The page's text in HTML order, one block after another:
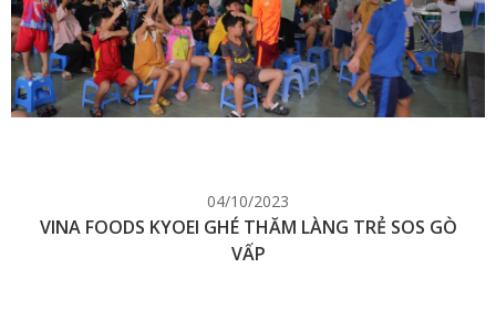
04/10/2023
VINA FOODS KYOEI GHÉ THĂM LÀNG TRẺ SOS GÒ
VẤP